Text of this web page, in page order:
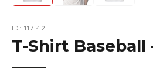
ID: 117.42
T-Shirt Baseball